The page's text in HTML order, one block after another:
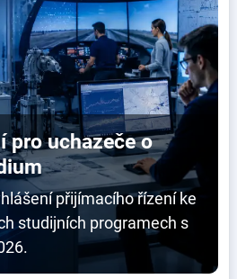
pro uchazeče o
přijímacího řízení ke
studijních programech s